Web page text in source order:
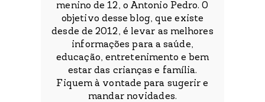
menino de 12, o Antonio Pedro. O
objetivo desse blog, que existe
desde de 2012, é levar as melhores
informações para a saúde,
educação, entretenimento e bem
estar das crianças e família.
Fiquem à vontade para sugerir e
mandar novidades.